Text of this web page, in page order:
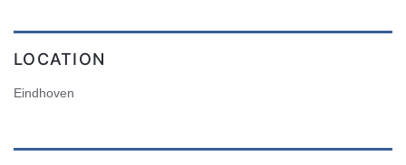
LOCATION
Eindhoven